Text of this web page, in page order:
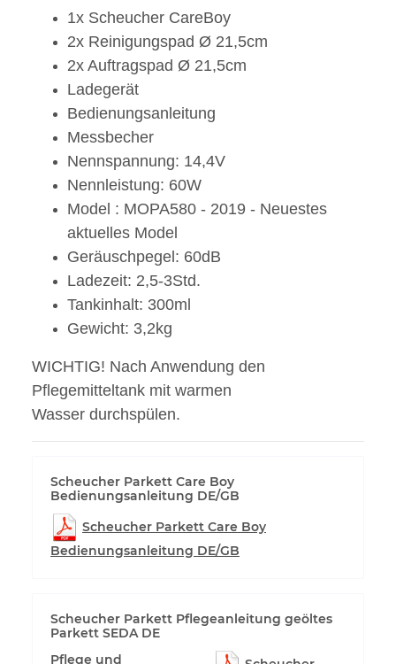
1x Scheucher CareBoy
2x Reinigungspad Ø 21,5cm
2x Auftragspad Ø 21,5cm
Ladegerät
Bedienungsanleitung
Messbecher
Nennspannung: 14,4V
Nennleistung: 60W
Model : MOPA580 - 2019 - Neuestes
aktuelles Model
Geräuschpegel: 60dB
Ladezeit: 2,5-3Std.
Tankinhalt: 300ml
Gewicht: 3,2kg
WICHTIG! Nach Anwendung den
Pflegemitteltank mit warmen
Wasser durchspülen.
Scheucher Parkett Care Boy
Bedienungsanleitung DE/GB
Scheucher Parkett Care Boy
Bedienungsanleitung DE/GB
Scheucher Parkett Pflegeanleitung geöltes
Parkett SEDA DE
Pflege und